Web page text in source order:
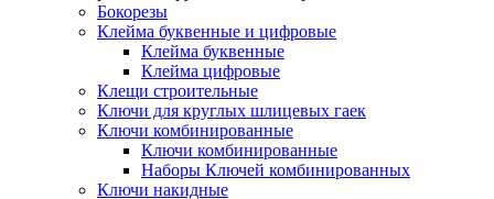
Бокорезы
Клейма буквенные и цифровые
Клейма буквенные
Клейма цифровые
Клещи строительные
Ключи для круглых шлицевых гаек
Ключи комбинированные
Ключи комбинированные
Наборы Ключей комбинированных
Ключи накидные